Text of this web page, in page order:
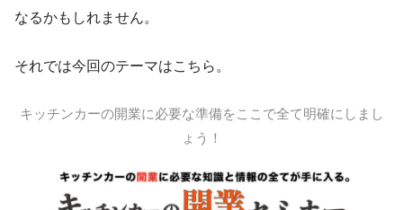
なるかもしれません。
それでは今回のテーマはこちら。
キッチンカーの開業に必要な準備をここで全て明確にしまし
ょう！